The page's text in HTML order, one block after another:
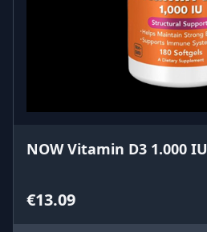
NOW Vitamin D3 1.000 IU
€13.09